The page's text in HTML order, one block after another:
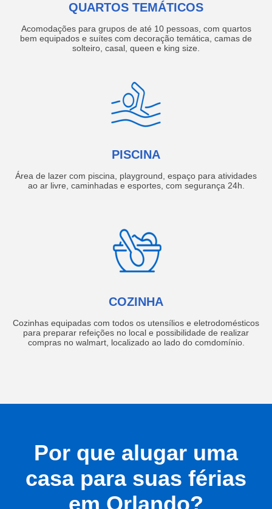
QUARTOS TEMÁTICOS
Acomodações para grupos de até 10 pessoas, com quartos
bem equipados e suítes com decoração temática, camas de
solteiro, casal, queen e king size.
PISCINA
Área de lazer com piscina, playground, espaço para atividades
ao ar livre, caminhadas e esportes, com segurança 24h.
COZINHA
Cozinhas equipadas com todos os utensílios e eletrodomésticos
para preparar refeições no local e possibilidade de realizar
compras no walmart, localizado ao lado do comdomínio.
Por que alugar uma
casa para suas férias
em Orlando?